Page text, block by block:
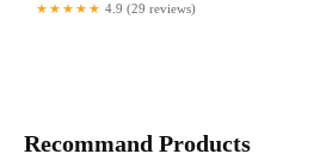
★★★★★ 4.9 (29 reviews)
Recommand Products